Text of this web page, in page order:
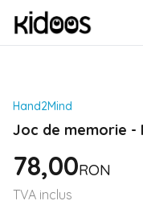
Hand2Mind
Joc de memorie -
78,00RON
TVA inclus